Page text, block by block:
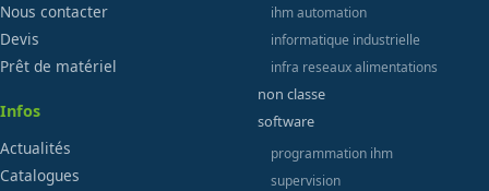
Nous contacter
Devis
Prêt de matériel
Infos
Actualités
Catalogues
ihm automation
informatique industrielle
infra reseaux alimentations
non classe
software
programmation ihm
supervision